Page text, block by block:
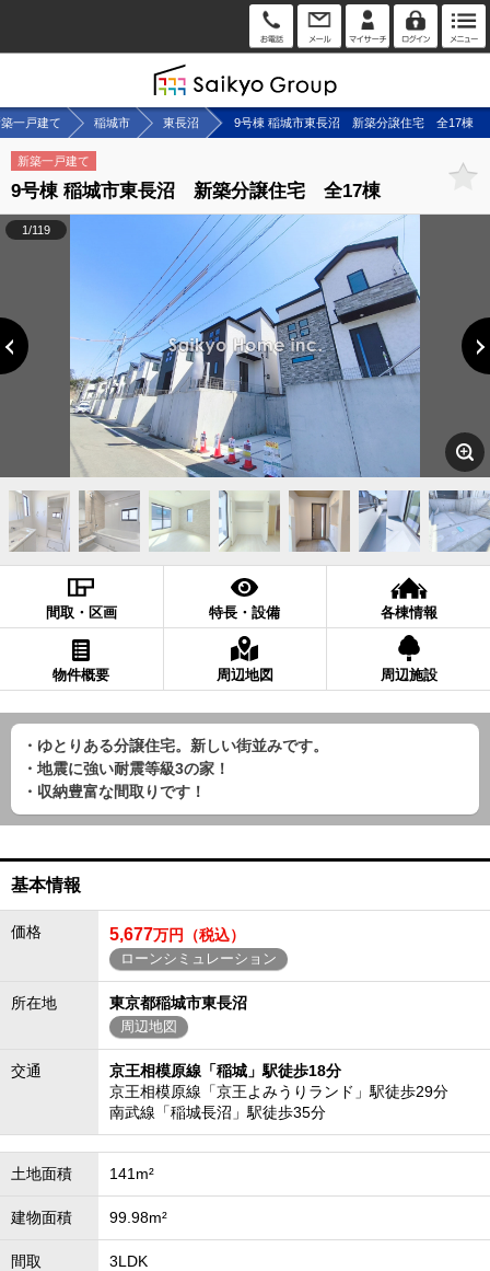
一戸建て 稲城市 東長沼 9号棟 稲城市東長沼 新築分譲住宅 全17棟
新築一戸建て
9号棟 稲城市東長沼 新築分譲住宅 全17棟
1/119
間取・区画 特長・設備 各棟情報
物件概要 周辺地図 周辺施設
・ゆとりある分譲住宅。新しい街並みです。
・地震に強い耐震等級3の家！
・収納豊富な間取りです！
基本情報
価格 5,677万円（税込）
ローンシミュレーション
所在地 東京都稲城市東長沼
周辺地図
交通
京王相模原線「稲城」駅徒歩18分
京王相模原線「京王よみうりランド」駅徒歩29分
南武線「稲城長沼」駅徒歩35分
土地面積 141m²
建物面積 99.98m²
間取 3LDK